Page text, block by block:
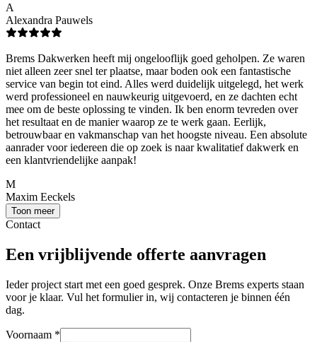
A
Alexandra Pauwels
Brems Dakwerken heeft mij ongelooflijk goed geholpen. Ze waren
niet alleen zeer snel ter plaatse, maar boden ook een fantastische
service van begin tot eind. Alles werd duidelijk uitgelegd, het werk
werd professioneel en nauwkeurig uitgevoerd, en ze dachten echt
mee om de beste oplossing te vinden. Ik ben enorm tevreden over
het resultaat en de manier waarop ze te werk gaan. Eerlijk,
betrouwbaar en vakmanschap van het hoogste niveau. Een absolute
aanrader voor iedereen die op zoek is naar kwalitatief dakwerk en
een klantvriendelijke aanpak!
M
Maxim Eeckels
Toon meer
Contact
Een vrijblijvende offerte aanvragen
Ieder project start met een goed gesprek. Onze Brems experts staan
voor je klaar. Vul het formulier in, wij contacteren je binnen één
dag.
Voornaam *